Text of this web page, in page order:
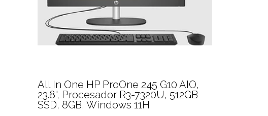
All In One HP ProOne 245 G10 AIO,
23.8", Procesador R3-7320U, 512GB
SSD, 8GB, Windows 11H